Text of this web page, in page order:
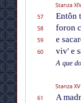
Stanza
57 Entôn
58
foron
59
e
60
viv' e
A que
Stanza XV
61 A